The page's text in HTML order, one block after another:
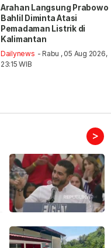
Arahan Langsung Prabowo
Bahlil Diminta Atasi
Pemadaman Listrik di
Kalimantan
Dailynews - Rabu , 05 Aug 2026,
23:15 WIB
>